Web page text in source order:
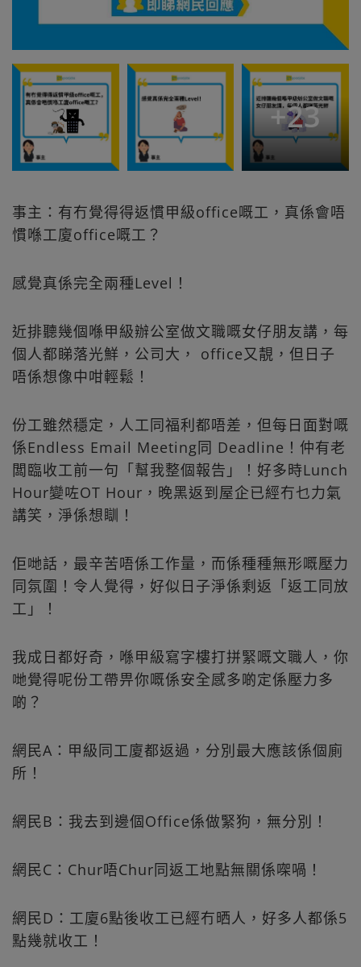
+23
事主：有冇覺得得返慣甲級office嘅工，真係會唔
慣喺工廈office嘅工？
感覺真係完全兩種Level！
近排聽幾個喺甲級辦公室做文職嘅女仔朋友講，每
個人都睇落光鮮，公司大， office又靚，但日子
唔係想像中咁輕鬆！
份工雖然穩定，人工同福利都唔差，但每日面對嘅
係Endless Email Meeting同 Deadline！仲有老
闆臨收工前一句「幫我整個報告」！好多時Lunch
Hour變咗OT Hour，晚黑返到屋企已經冇乜力氣
講笑，淨係想瞓！
佢哋話，最辛苦唔係工作量，而係種種無形嘅壓力
同氛圍！令人覺得，好似日子淨係剩返「返工同放
工」！
我成日都好奇，喺甲級寫字樓打拼緊嘅文職人，你
哋覺得呢份工帶畀你嘅係安全感多啲定係壓力多
啲？
網民A：甲級同工廈都返過，分別最大應該係個廁
所！
網民B：我去到邊個Office係做緊狗，無分別！
網民C：Chur唔Chur同返工地點無關係㗎喎！
網民D：工廈6點後收工已經冇晒人，好多人都係5
點幾就收工！